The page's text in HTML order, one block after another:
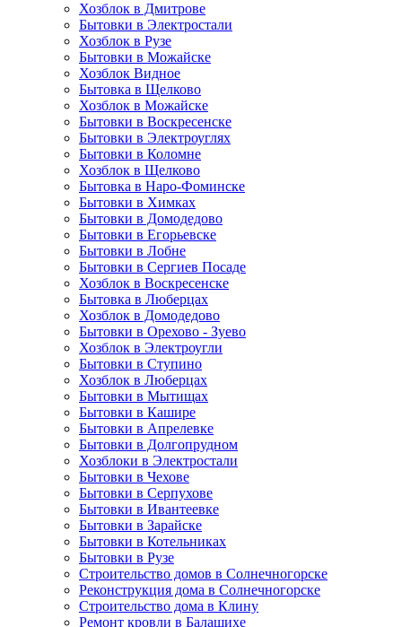
Хозблок в Дмитрове
Бытовки в Электростали
Хозблок в Рузе
Бытовки в Можайске
Хозблок Видное
Бытовкa в Щелково
Хозблок в Можайске
Бытовки в Воскресенске
Бытовки в Электроуглях
Бытовки в Коломне
Хозблок в Щелково
Бытовка в Наро-Фоминске
Бытовки в Химках
Бытовки в Домодедово
Бытовки в Егорьевске
Бытовки в Лобне
Бытовки в Сергиев Посаде
Хозблок в Воскресенске
Бытовка в Люберцах
Хозблок в Домодедово
Бытовки в Орехово - Зуево
Хозблок в Электроугли
Бытовки в Ступино
Хозблок в Люберцах
Бытовки в Мытищах
Бытовки в Кашире
Бытовки в Апрелевке
Бытовки в Долгопрудном
Хозблоки в Электростали
Бытовки в Чехове
Бытовки в Серпухове
Бытовки в Ивантеевке
Бытовки в Зарайске
Бытовки в Котельниках
Бытовки в Рузе
Строительство домов в Солнечногорске
Реконструкция дома в Солнечногорске
Строительство дома в Клину
Ремонт кровли в Балашихе